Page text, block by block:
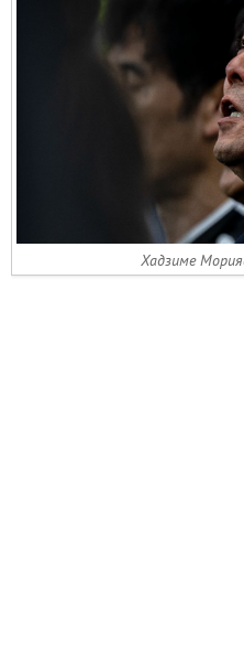
Хадзиме